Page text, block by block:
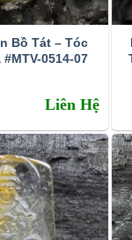
Bồ Tát – Tóc
0514-07
Liên Hệ